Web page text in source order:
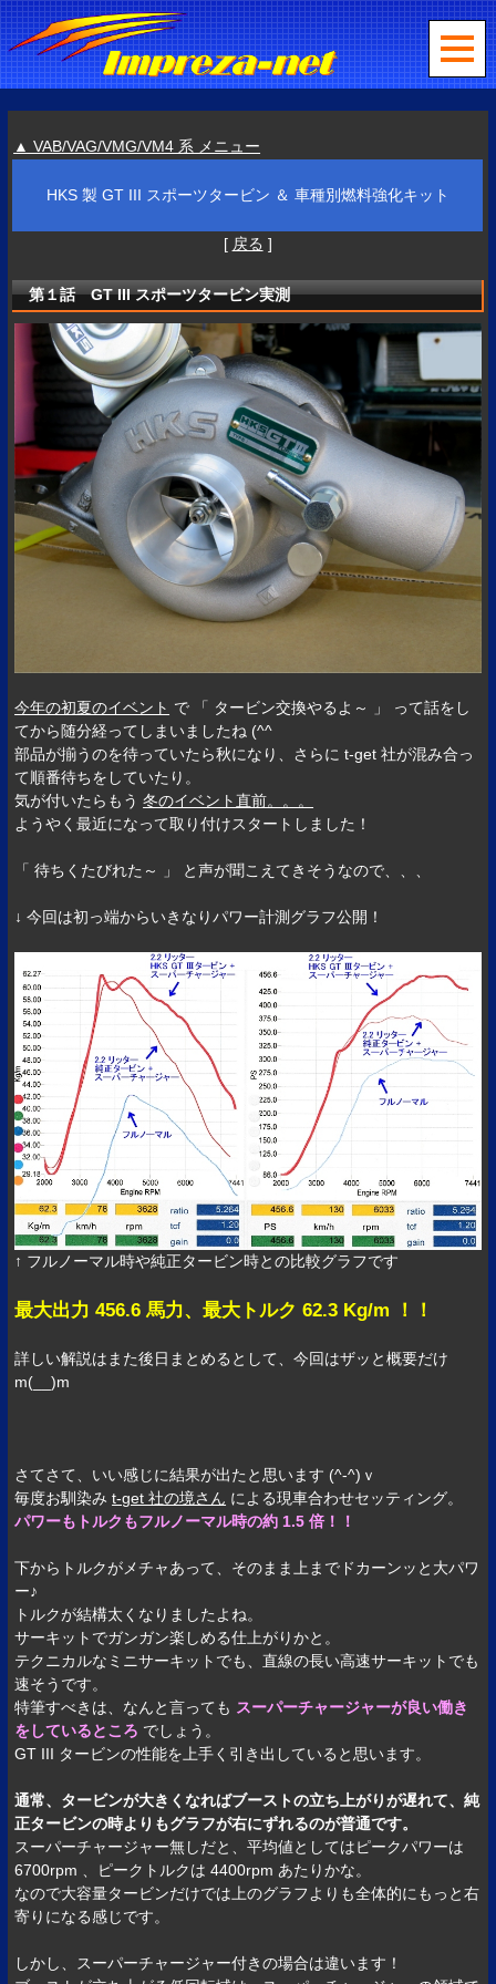
▲ VAB/VAG/VMG/VM4 系 メニュー
HKS 製 GT III スポーツタービン ＆ 車種別燃料強化キット
[ 戻る ]
第１話 GT III スポーツタービン実測
今年の初夏のイベント で 「 タービン交換やるよ～ 」 って話をし
てから随分経ってしまいましたね (^^ゞ
部品が揃うのを待っていたら秋になり、さらに t-get 社が混み合っ
て順番待ちをしていたり。
気が付いたらもう冬のイベント直前。。。
ようやく最近になって取り付けスタートしました！
「 待ちくたびれた～ 」 と声が聞こえてきそうなので、、、
↓ 今回は初っ端からいきなりパワー計測グラフ公開！
↑ フルノーマル時や純正タービン時との比較グラフです
最大出力 456.6 馬力、最大トルク 62.3 Kg/m ！！
詳しい解説はまた後日まとめるとして、今回はザッと概要だけ
m(__)m
さてさて、いい感じに結果が出たと思います (^-^)ｖ
毎度お馴染みt-get 社の境さん による現車合わせセッティング。
パワーもトルクもフルノーマル時の約 1.5 倍！！
下からトルクがメチャあって、そのまま上までドカーンッと大パワ
ー♪
トルクが結構太くなりましたよね。
サーキットでガンガン楽しめる仕上がりかと。
テクニカルなミニサーキットでも、直線の長い高速サーキットでも
速そうです。
特筆すべきは、なんと言っても スーパーチャージャーが良い働き
をしているところ でしょう。
GT III タービンの性能を上手く引き出していると思います。
通常、タービンが大きくなればブーストの立ち上がりが遅れて、純
正タービンの時よりもグラフが右にずれるのが普通です。
スーパーチャージャー無しだと、平均値としてはピークパワーは
6700rpm 、ピークトルクは 4400rpm あたりかな。
なので大容量タービンだけでは上のグラフよりも全体的にもっと右
寄りになる感じです。
しかし、スーパーチャージャー付きの場合は違います！